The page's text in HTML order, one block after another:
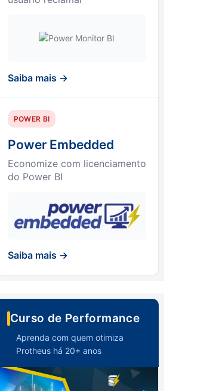
Saiba mais →
POWER BI
Power Embedded
Economize com licenciamento
do Power BI
Saiba mais →
Curso de Performance
Aprenda com quem otimiza
Protheus há 20+ anos